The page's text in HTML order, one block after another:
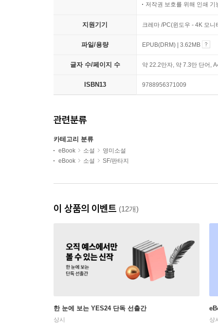
저작권 보호를 위해 인쇄 기
지원기기 크레마 /PC(윈도우 - 4K 모
파일/용량 EPUB(DRM) | 3.62MB
글자 수/페이지 수 약 22.2만자, 약 7.3만 단어,
ISBN13 9788956371009
관련분류
카테고리 분류
eBook 소설
영미소설
eBook
소설 SF/판타지
이 상품의 이벤트 (12개)
한 눈에 보는 YES24 단독 선출간
상시 상